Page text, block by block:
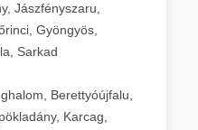
Jászfényszaru,
Gyöngyös,
Sarkad
Berettyóújfalu,
Karcag,